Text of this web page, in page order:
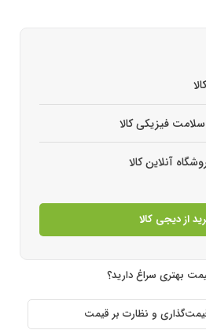
فیزیکی کالا
آنلاین کالا
از دیجی کالا
بهتری سراغ دارید؟
قیمت‌گذاری و نظارت بر قیمت